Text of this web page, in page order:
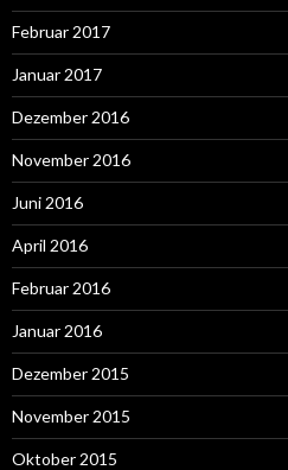
Februar 2017
Januar 2017
Dezember 2016
November 2016
Juni 2016
April 2016
Februar 2016
Januar 2016
Dezember 2015
November 2015
Oktober 2015